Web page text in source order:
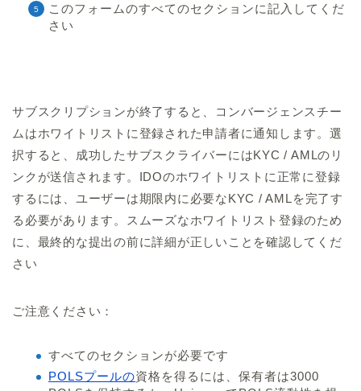
このフォームのすべてのセクションに記入してくだ
さい
サブスクリプションが終了すると、コンバージェンスチー
ムはホワイトリストに登録された申請者に通知します。選
択すると、成功したサブスクライバーにはKYC / AMLのリ
ンクが送信されます。IDOのホワイトリストに正常に登録
するには、ユーザーは期限内に必要なKYC / AMLを完了す
る必要があります。スムーズなホワイトリスト登録のため
に、最終的な提出の前に詳細が正しいことを確認してくだ
さい
ご注意ください：
すべてのセクションが必要です
POLSプールの資格を得るには、保有者は3000